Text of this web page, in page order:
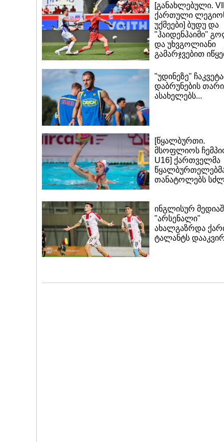
[განახლებული.
ქართული
უქმეები] ბუდუ და
"ჰაიდენჰაიმი"
და უხვგოლიანი
გამარჯვებით
"უდინეზე"
დაბრუნების
ასახელებს...
[წყალბურთი.
მსოფლიოს
U16] ქართველმა
თანატოლებს
ინგლისურ
"არსენალი"
ახალგაზრდა
ტალანტს